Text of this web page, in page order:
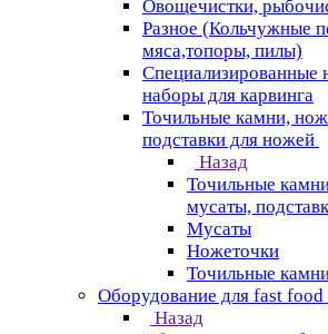
Овощечистки,
Разное (Кольчужные
мяса,топоры, пилы)
Специализированные
наборы для карвинга
Точильные камни,
подставки для ножей
Назад
Точильные
мусаты,
Мусаты
Ножеточки
Точильные
Оборудование для fast food
Назад